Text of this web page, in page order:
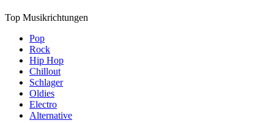
Top Musikrichtungen
Pop
Rock
Hip Hop
Chillout
Schlager
Oldies
Electro
Alternative